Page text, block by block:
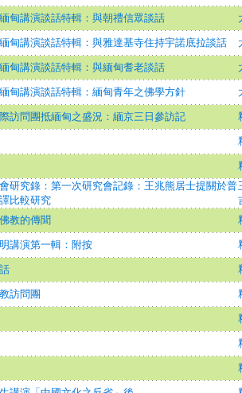
甸講演談話特輯：與朝禮信眾談話
甸講演談話特輯：與雅達基寺住持宇諾底拉談話
甸講演談話特輯：與緬甸耆老談話
甸講演談話特輯：緬甸青年之佛學方針
訪問團抵緬甸之盛況：緬京三日參訪記
研究錄：第一次研究會記錄：王兆熊居士提關於普
比較研究
教的傳聞
講演第一輯：附按
訪問團